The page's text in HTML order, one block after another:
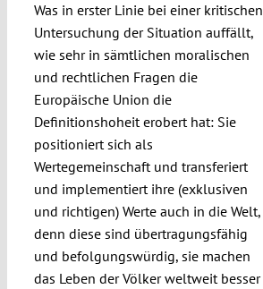
Was in erster Linie bei einer kritischen
Untersuchung der Situation auffällt,
wie sehr in sämtlichen moralischen
und rechtlichen Fragen die
Europäische Union die
Definitionshoheit erobert hat: Sie
positioniert sich als
Wertegemeinschaft und transferiert
und implementiert ihre (exklusiven
und richtigen) Werte auch in die Welt,
denn diese sind übertragungsfähig
und befolgungswürdig, sie machen
das Leben der Völker weltweit besser